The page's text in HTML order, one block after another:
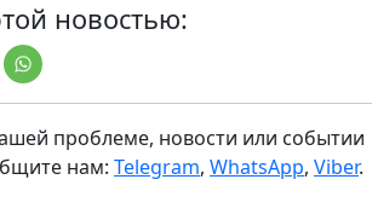
новостью:
проблеме, новости или событии
нам: Telegram, WhatsApp, Viber.